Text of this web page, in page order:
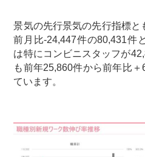
景気の先行景気の先行指標と
前月比-24,447件の80,431件
は特にコンビニスタッフが
も前年25,860件から前年比
ています。